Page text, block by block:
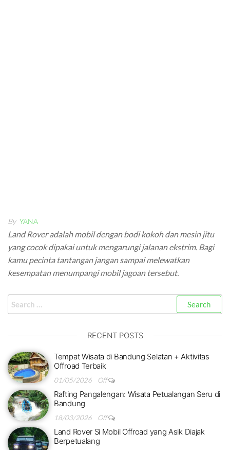
By YANA
Land Rover adalah mobil dengan bodi kokoh dan mesin jitu
yang cocok dipakai untuk mengarungi jalanan ekstrim. Bagi
kamu pecinta tantangan jangan sampai melewatkan
kesempatan menumpangi mobil jagoan tersebut.
RECENT POSTS
Tempat Wisata di Bandung Selatan + Aktivitas
Offroad Terbaik
01/05/2026 Off
Rafting Pangalengan: Wisata Petualangan Seru di
Bandung
18/03/2026 Off
Land Rover Si Mobil Offroad yang Asik Diajak
Berpetualang